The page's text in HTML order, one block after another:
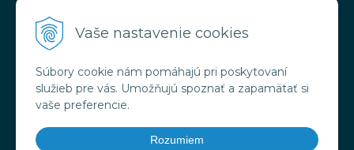
Vaše nastavenie cookies
Súbory cookie nám pomáhajú pri poskytovaní
služieb pre vás. Umožňujú spoznať a zapamätať si
vaše preferencie.
Rozumiem
VŠETKO O NÁKUPE
Obchodné podmienky
Doprava a platba